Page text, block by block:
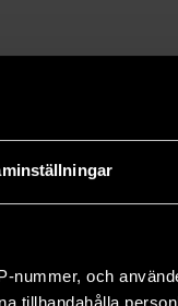
nummer, och
tillhandahålla